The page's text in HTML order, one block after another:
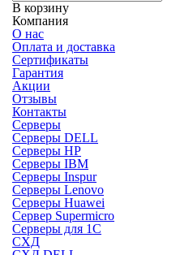
В корзину
Компания
О нас
Оплата и доставка
Сертификаты
Гарантия
Акции
Отзывы
Контакты
Серверы
Серверы DELL
Серверы HP
Серверы IBM
Серверы Inspur
Серверы Lenovo
Серверы Huawei
Сервер Supermicro
Серверы для 1C
СХД